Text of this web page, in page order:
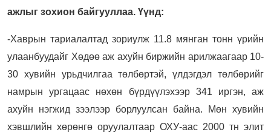
ажлыг зохион байгууллаа. Үүнд:
-Хаврын тариалалтад зориулж 11.8 мянган тонн үрийн
улаанбуудайг Хөдөө аж ахуйн биржийн арилжаагаар 10-
30 хувийн урьдчилгаа төлбөртэй, үлдэгдэл төлбөрийг
намрын ургацаас нөхөн бүрдүүлэхээр 341 иргэн, аж
ахуйн нэгжид зээлээр борлуулсан байна. Мөн хувийн
хэвшлийн хөрөнгө оруулалтаар ОХУ-аас 2000 тн элит